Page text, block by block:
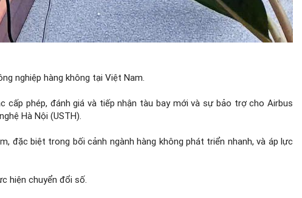
nghiệp hàng không tại Việt Nam.
phép, đánh giá và tiếp nhận tàu bay mới và sự bảo trợ cho Airbus
Hà Nội (USTH).
đặc biệt trong bối cảnh ngành hàng không phát triển nhanh, và áp lực
hiện chuyển đổi số.